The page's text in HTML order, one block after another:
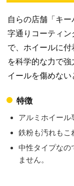
自らの店舗「キ
字通りコーティ
で、ホイールに
を科学的な力で
イールを傷めない
特徴
アルミホイール
鉄粉も汚れもこ
中性タイプなの
ません。